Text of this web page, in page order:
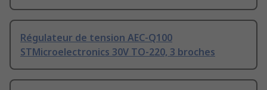
Régulateur de tension AEC-Q100
STMicroelectronics 30V TO-220, 3 broches